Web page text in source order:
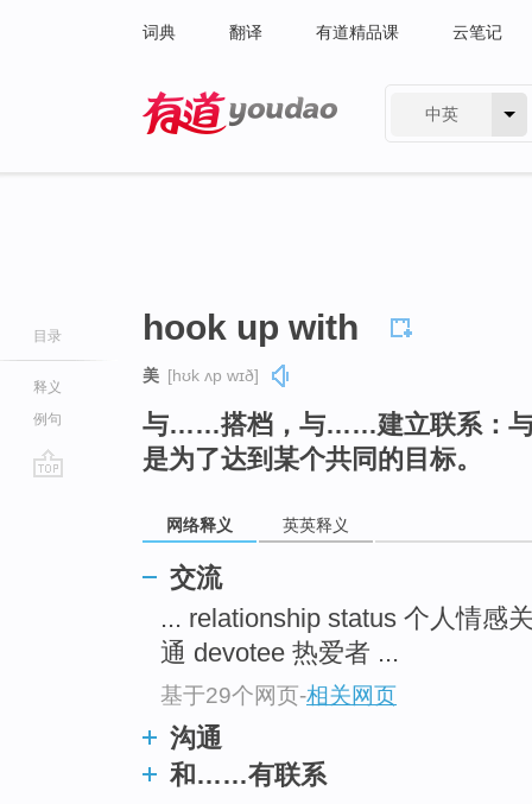
词典 翻译 有道精品课 云笔记
中英
目录
释义
例句
hook up with
美 [hʊk ʌp wɪð]
与……搭档，与……建立联系：与
是为了达到某个共同的目标。
网络释义 英英释义
交流
... relationship status 个人情感
通 devotee 热爱者 ...
基于29个网页-相关网页
沟通
和……有联系